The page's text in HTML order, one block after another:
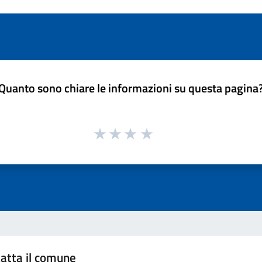
sono chiare le informazioni su questa
il comune